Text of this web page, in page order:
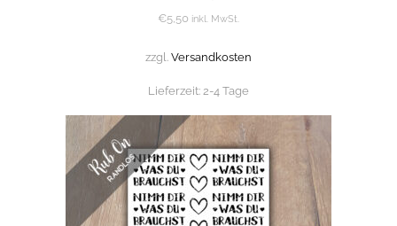
€5,50 inkl. MwSt.
zzgl. Versandkosten
Lieferzeit: 2-4 Tage